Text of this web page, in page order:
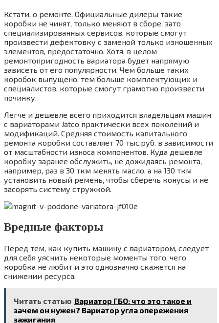
Кстати, о ремонте. Официальные дилеры такие
коробки не чинят, только меняют в сборе, зато
специализированных сервисов, которые смогут
произвести дефектовку с заменой только изношенных
элементов, предостаточно. Хотя, в целом
ремонтопригодность вариатора будет напрямую
зависеть от его популярности. Чем больше таких
коробок выпущено, тем больше комплектующих и
специалистов, которые смогут грамотно произвести
починку.
Легче и дешевле всего приходится владельцам машин
с вариаторами Jatco практически всех поколений и
модификаций. Средняя стоимость капитального
ремонта коробки составляет 70 тыс.руб. в зависимости
от масштабности износа компонентов. Куда дешевле
коробку заранее обслужить, не дожидаясь ремонта,
например, раз в 30 ткм менять масло, а на 130 ткм
установить новый ремень, чтобы сберечь конусы и не
засорять систему стружкой.
Вредные факторы
Перед тем, как купить машину с вариатором, следует
для себя уяснить некоторые моменты того, чего
коробка не любит и это однозначно скажется на
снижении ресурса:
Читать статью Вариатор ГБО: что это такое и
зачем он нужен? Вариатор угла опережения
зажигания